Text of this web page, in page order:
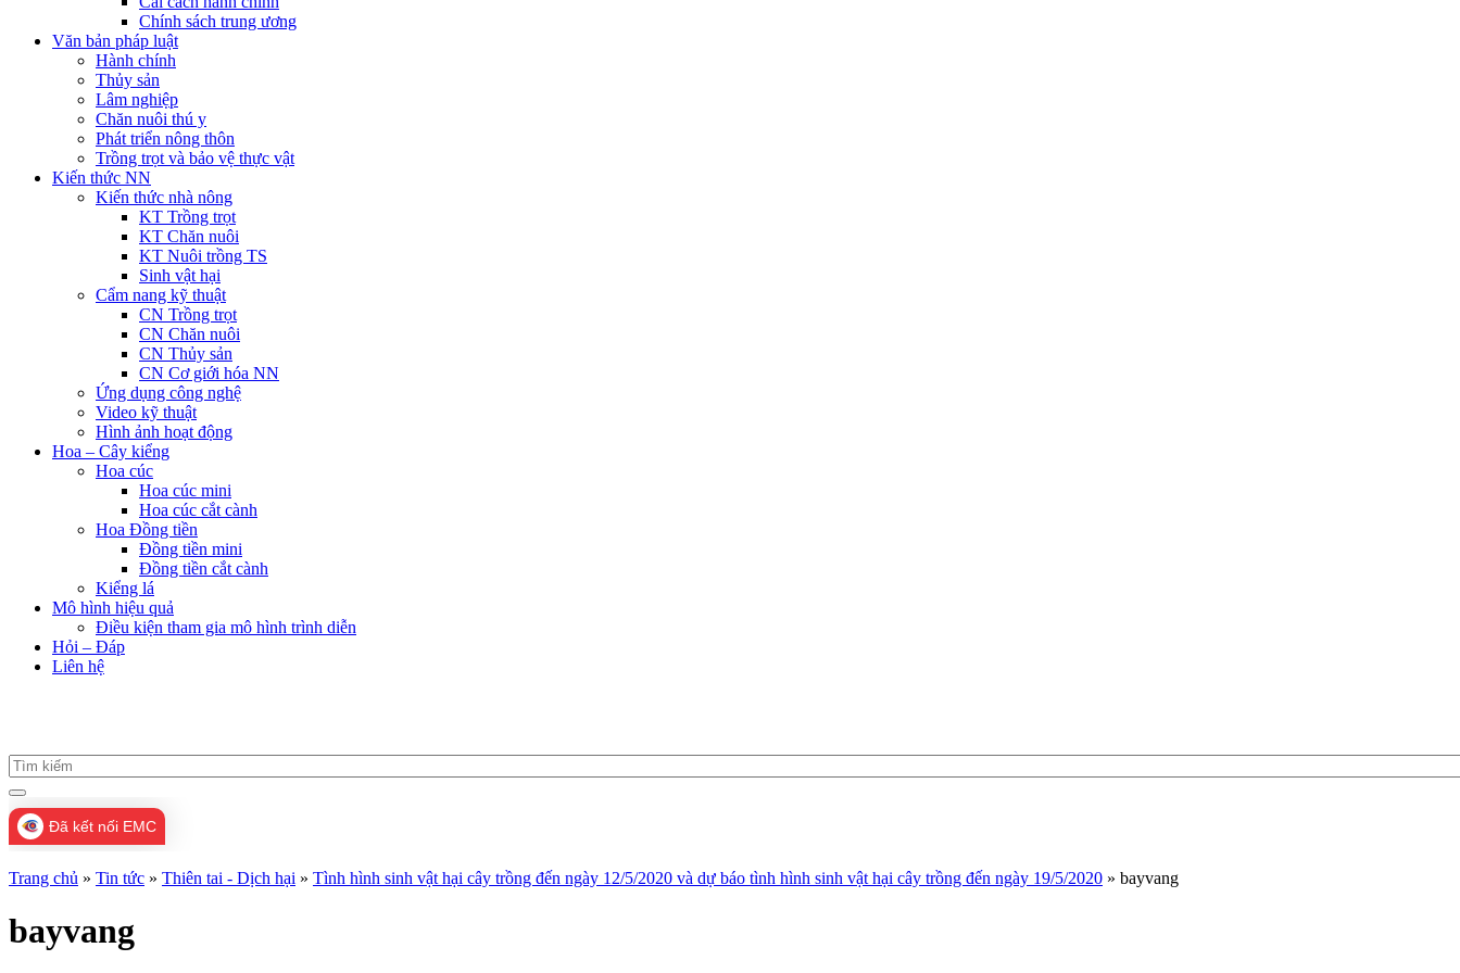
Chính sách trung ương
Văn bản pháp luật
Hành chính
Thủy sản
Lâm nghiệp
Chăn nuôi thú y
Phát triển nông thôn
Trồng trọt và bảo vệ thực vật
Kiến thức NN
Kiến thức nhà nông
KT Trồng trọt
KT Chăn nuôi
KT Nuôi trồng TS
Sinh vật hại
Cẩm nang kỹ thuật
CN Trồng trọt
CN Chăn nuôi
CN Thủy sản
CN Cơ giới hóa NN
Ứng dụng công nghệ
Video kỹ thuật
Hình ảnh hoạt động
Hoa – Cây kiểng
Hoa cúc
Hoa cúc mini
Hoa cúc cắt cành
Hoa Đồng tiền
Đồng tiền mini
Đồng tiền cắt cành
Kiểng lá
Mô hình hiệu quả
Điều kiện tham gia mô hình trình diễn
Hỏi – Đáp
Liên hệ
Đã kết nối EMC
Trang chủ » Tin tức » Thiên tai - Dịch hại » Tình hình sinh vật hại cây trồng đến ngày 12/5/2020 và dự báo tình hình sinh vật hại cây trồng đến ngày 19/5/2020 » bayvang
bayvang